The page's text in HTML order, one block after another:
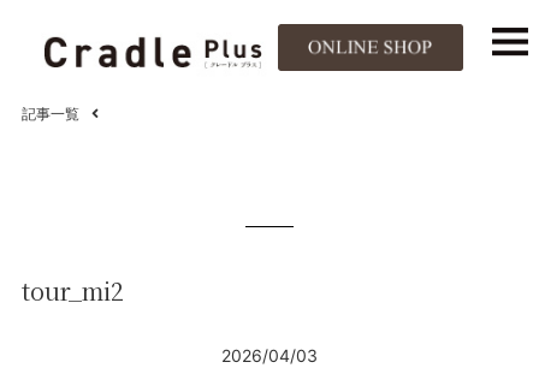
記事一覧
tour_mi2
2026/04/03